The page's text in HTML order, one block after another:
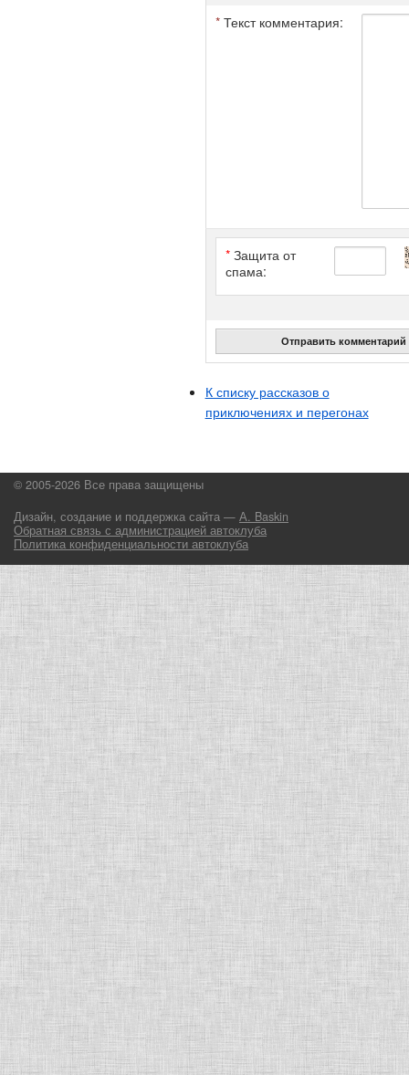
*Текст комментария:
*Защита от
спама:
Отправить комментарий
К списку рассказов о
приключениях и перегонах
© 2005-2026 Все права защищены
Дизайн, создание и поддержка сайта — А. Baskin
Обратная связь с администрацией автоклуба
Политика конфиденциальности автоклуба